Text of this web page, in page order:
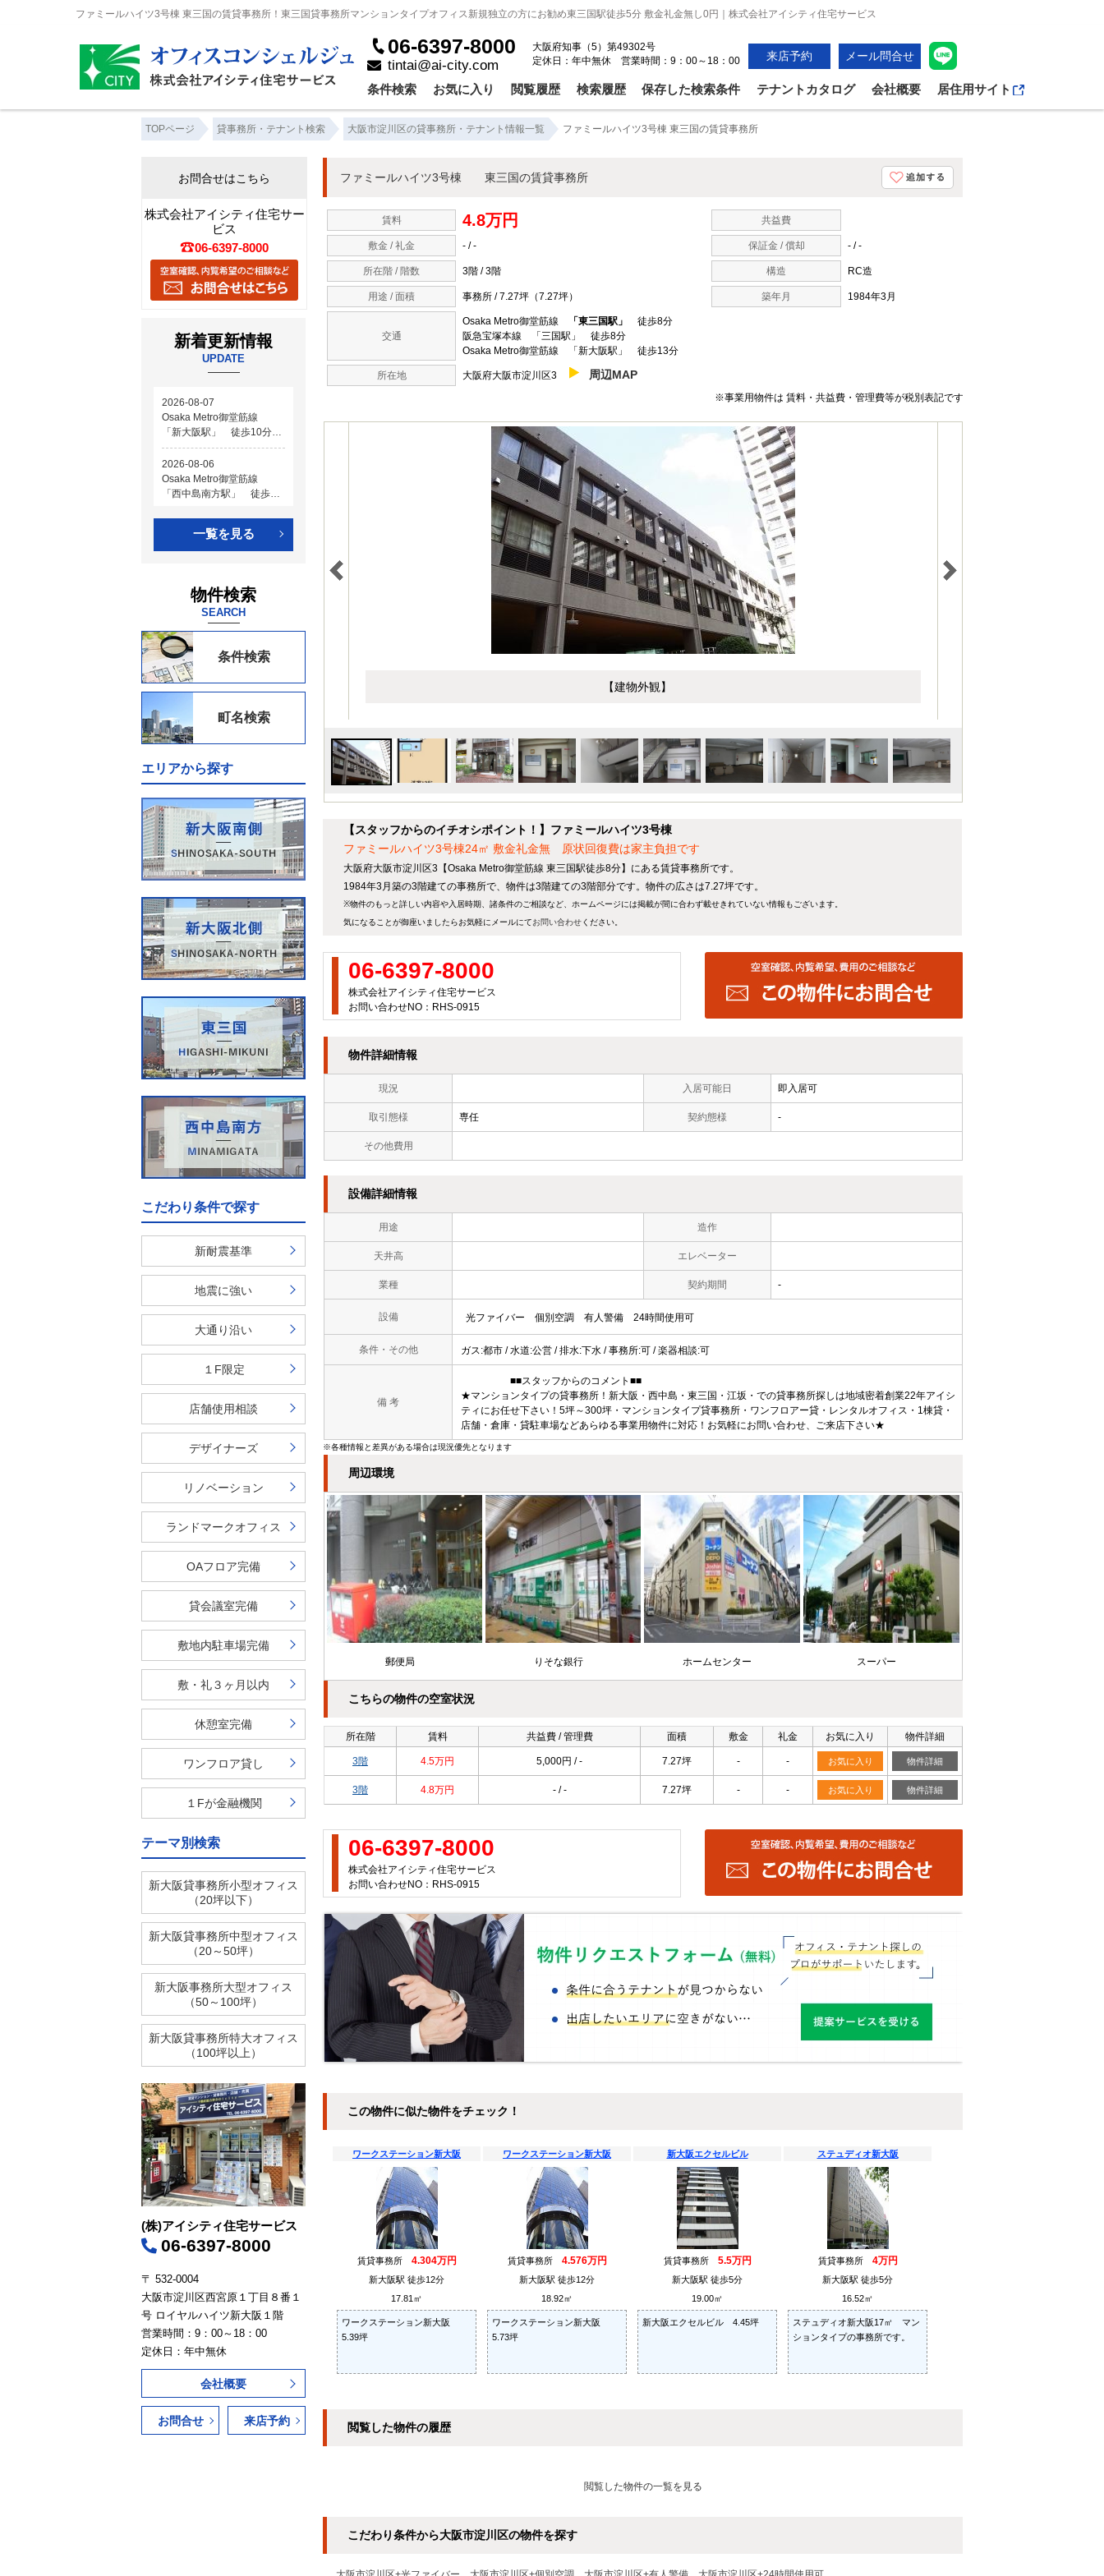
ファミールハイツ3号棟 東三国の賃貸事務所！東三国貸事務所マンションタイプオフィス新規独立の方にお勧め東三国駅徒歩5分 敷金礼金無し0円｜株式会社アイシティ住宅サービス
06-6397-8000
tintai@ai-city.com
大阪府知事（5）第49302号
定休日：年中無休 営業時間：9：00～18：00
来店予約 メール問合せ
条件検索 お気に入り 閲覧履歴 検索履歴 保存した検索条件 テナントカタログ 会社概要 居住用サイト
TOPページ 貸事務所・テナント検索 大阪市淀川区の貸事務所・テナント情報一覧 ファミールハイツ3号棟 東三国の賃貸事務所
ファミールハイツ3号棟 東三国の賃貸事務所
賃料 4.8万円 共益費
敷金 / 礼金 - / - 保証金 / 償却 - / -
所在階 / 階数 3階 / 3階 構造 RC造
用途 / 面積 事務所 / 7.27坪（7.27坪） 築年月 1984年3月
交通
Osaka Metro御堂筋線 「東三国駅」
徒歩8分
阪急宝塚本線 「三国駅」 徒歩8分
Osaka Metro御堂筋線 「新大阪駅」 徒歩13分
所在地 大阪府大阪市淀川区3 周辺MAP
※事業用物件は 賃料・共益費・管理費等が税別表記です
【建物外観】
【スタッフからのイチオシポイント！】ファミールハイツ3号棟
ファミールハイツ3号棟24㎡ 敷金礼金無 原状回復費は家主負担です
大阪府大阪市淀川区3【Osaka Metro御堂筋線 東三国駅徒歩8分】にある賃貸事務所です。
1984年3月築の3階建ての事務所で、物件は3階建ての3階部分です。物件の広さは7.27坪です。
※物件のもっと詳しい内容や入居時期、諸条件のご相談など、ホームページには掲載が間に合わず載せきれていない情報もございます。
気になることが御座いましたらお気軽にメールにてお問い合わせください。
06-6397-8000
株式会社アイシティ住宅サービス
お問い合わせNO：RHS-0915
物件詳細情報
現況 入居可能日 即入居可
取引態様 専任 契約態様 -
その他費用
設備詳細情報
用途 造作
天井高 エレベーター
業種 契約期間 -
設備 光ファイバー 個別空調 有人警備 24時間使用可
条件・その他 ガス:都市 / 水道:公営 / 排水:下水 / 事務所:可 / 楽器相談:可
備 考
■■スタッフからのコメント■■
★マンションタイプの貸事務所！新大阪・西中島・東三国・江坂・での貸事務所探しは地域密着創業22年アイシ
ティにお任せ下さい！5坪～300坪・マンションタイプ貸事務所・ワンフロアー貸・レンタルオフィス・1棟貸・
店舗・倉庫・貸駐車場などあらゆる事業用物件に対応！お気軽にお問い合わせ、ご来店下さい★
※各種情報と差異がある場合は現況優先となります
周辺環境
郵便局 りそな銀行 ホームセンター スーパー
こちらの物件の空室状況
所在階 賃料 共益費 / 管理費 面積 敷金 礼金 お気に入り 物件詳細
3階 4.5万円 5,000円 / - 7.27坪 - - お気に入り 物件詳細
3階 4.8万円 - / - 7.27坪 - - お気に入り 物件詳細
06-6397-8000
株式会社アイシティ住宅サービス
お問い合わせNO：RHS-0915
この物件に似た物件をチェック！
ワークステーション新大阪
賃貸事務所 4.304万円
新大阪駅 徒歩12分
17.81㎡
ワークステーション新大阪
5.39坪
ワークステーション新大阪
賃貸事務所 4.576万円
新大阪駅 徒歩12分
18.92㎡
ワークステーション新大阪
5.73坪
新大阪エクセルビル
賃貸事務所 5.5万円
新大阪駅 徒歩5分
19.00㎡
新大阪エクセルビル 4.45坪
ステュディオ新大阪
賃貸事務所 4万円
新大阪駅 徒歩5分
16.52㎡
ステュディオ新大阪17㎡ マン
ションタイプの事務所です。
閲覧した物件の履歴
閲覧した物件の一覧を見る
こだわり条件から大阪市淀川区の物件を探す
お問合せはこちら
株式会社アイシティ住宅サー
ビス
06-6397-8000
新着更新情報
UPDATE
一覧を見る
物件検索
SEARCH
条件検索
町名検索
エリアから探す
こだわり条件で探す
新耐震基準
地震に強い
大通り沿い
１F限定
店舗使用相談
デザイナーズ
リノベーション
ランドマークオフィス
OAフロア完備
貸会議室完備
敷地内駐車場完備
敷・礼３ヶ月以内
休憩室完備
ワンフロア貸し
１Fが金融機関
テーマ別検索
新大阪貸事務所小型オフィス
（20坪以下）
新大阪貸事務所中型オフィス
（20～50坪）
新大阪事務所大型オフィス
（50～100坪）
新大阪貸事務所特大オフィス
（100坪以上）
(株)アイシティ住宅サービス
06-6397-8000
〒 532-0004
大阪市淀川区西宮原１丁目８番１
号 ロイヤルハイツ新大阪１階
営業時間：9：00～18：00
定休日：年中無休
会社概要
お問合せ 来店予約